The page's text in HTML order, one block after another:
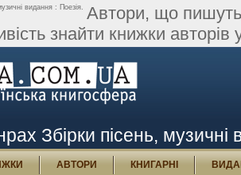
видання : Поезія. Автори, що пишуть
знайти книжки авторів
Збірки пісень, музичні
АВТОРИ КНИГАРНІ